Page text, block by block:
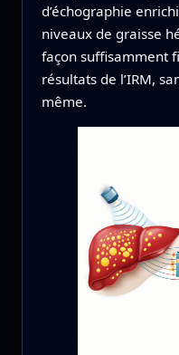
d’échographie
niveaux de graisse
façon suffisamment
résultats de l’IRM,
même.